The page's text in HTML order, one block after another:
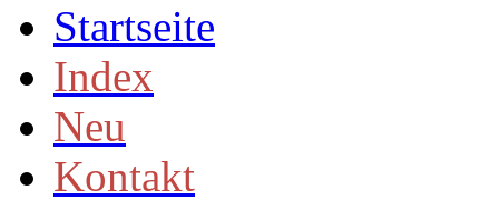
Startseite
Index
Neu
Kontakt